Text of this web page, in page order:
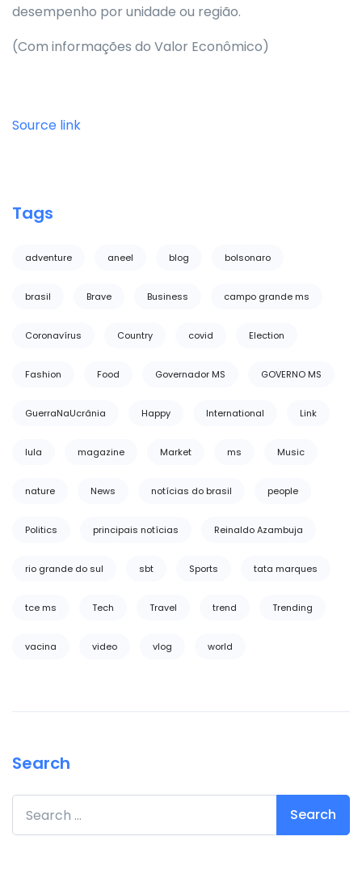
desempenho por unidade ou região.
(Com informações do Valor Econômico)
Source link
Tags
adventure aneel blog bolsonaro
brasil Brave Business campo grande ms
Coronavírus Country covid Election
Fashion Food Governador MS GOVERNO MS
GuerraNaUcrânia Happy International Link
lula magazine Market ms Music
nature News notícias do brasil people
Politics principais notícias Reinaldo Azambuja
rio grande do sul sbt Sports tata marques
tce ms Tech Travel trend Trending
vacina video vlog world
Search
Search for: